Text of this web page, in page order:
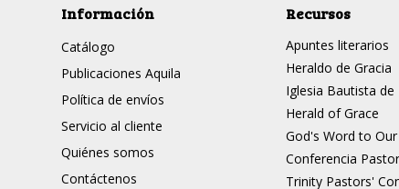
Información
Catálogo
Publicaciones Aquila
Política de envíos
Servicio al cliente
Quiénes somos
Contáctenos
Recursos
Apuntes literarios
Heraldo de Gracia
Iglesia Bautista
Herald of Grace
God's Word to
Conferencia
Trinity Pastors'